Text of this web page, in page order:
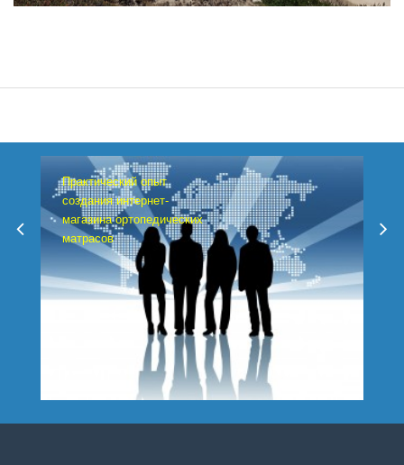
Практический опыт
создания интернет-
магазина ортопедических
матрасов